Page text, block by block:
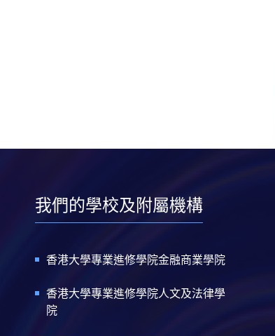
我們的學校及附屬機構
香港大學專業進修學院金融商業學院
香港大學專業進修學院人文及法律學
院